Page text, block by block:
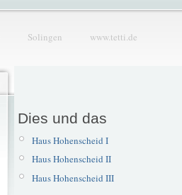
Solingen www.tetti.de
Dies und das
Haus Hohenscheid I
Haus Hohenscheid II
Haus Hohenscheid III